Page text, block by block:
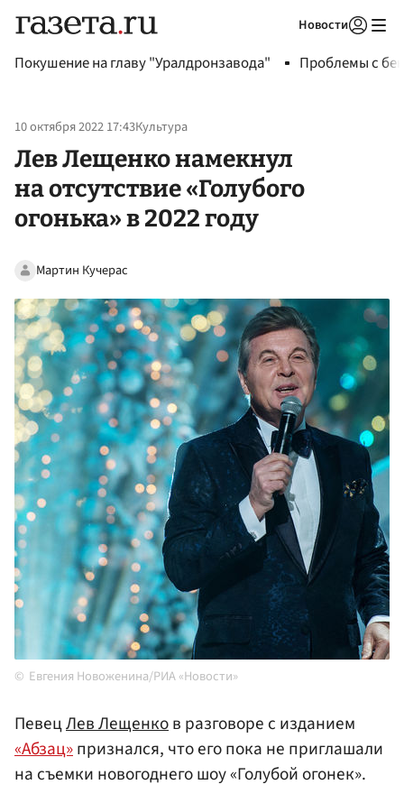
Новости
Покушение на главу "Уралдронзавода" Проблемы с
10 октября 2022 17:43Культура
Лев Лещенко намекнул
на отсутствие «Голубого
огонька» в 2022 году
Мартин Кучерас
Евгения Новоженина/РИА «Новости»
ПевецЛев Лещенков разговоре с изданием
«Абзац»признался, что его пока не приглашали
на съемки новогоднего шоу «Голубой огонек».